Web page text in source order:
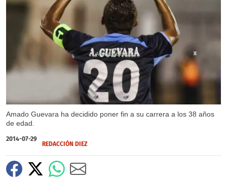
Amado Guevara ha decidido poner fin a su carrera a los 38 años
de edad.
X
2014-07-29
REDACCIÓN DIEZ